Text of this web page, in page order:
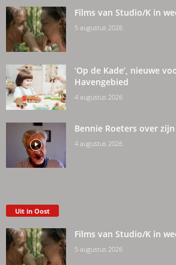
Films van Studio/K in
5 augustus 2026
‘Op de Kade’, nieuwe
Havengebied
4 augustus 2026
Bennie Roeters over zijn
4 augustus 2026
Uit in Oost
Films van Studio/K in
5 augustus 2026